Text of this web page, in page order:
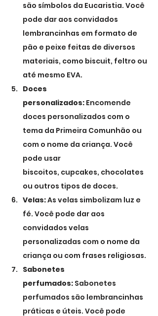
são símbolos da Eucaristia. Você
pode dar aos convidados
lembrancinhas em formato de
pão e peixe feitas de diversos
materiais, como biscuit, feltro ou
até mesmo EVA.
Doces
personalizados: Encomende
doces personalizados com o
tema da Primeira Comunhão ou
com o nome da criança. Você
pode usar
biscoitos, cupcakes, chocolates
ou outros tipos de doces.
Velas: As velas simbolizam luz e
fé. Você pode dar aos
convidados velas
personalizadas com o nome da
criança ou com frases religiosas.
Sabonetes
perfumados: Sabonetes
perfumados são lembrancinhas
práticas e úteis. Você pode